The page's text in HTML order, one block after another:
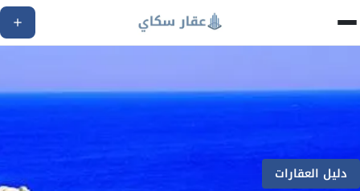
دليل العقارات